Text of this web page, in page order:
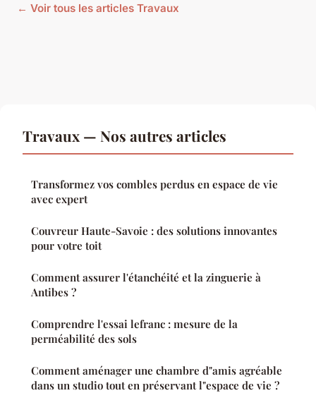
← Voir tous les articles Travaux
Travaux — Nos autres articles
Transformez vos combles perdus en espace de vie
avec expert
Couvreur Haute-Savoie : des solutions innovantes
pour votre toit
Comment assurer l'étanchéité et la zinguerie à
Antibes ?
Comprendre l'essai lefranc : mesure de la
perméabilité des sols
Comment aménager une chambre d"amis agréable
dans un studio tout en préservant l"espace de vie ?